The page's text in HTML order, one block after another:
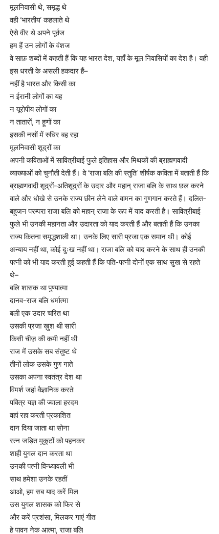
मूलनिवासी थे, समृद्ध थे
वही ‘भारतीय’ कहलाते थे
ऐसे वीर थे अपने पूर्वज
हम हैं उन लोगों के वंशज
वे साफ़ शब्दों में कहती हैं कि यह भारत देश, यहाँ के मूल निवासियों का देश है। वही
इस धरती के असली हकदार हैं–
नहीं है भारत और किसी का
न ईरानी लोगों का यह
न यूरोपीय लोगों का
न तातारों, न हूणों का
इसकी नसों में रुधिर बह रहा
मूलनिवासी शूद्रों का
अपनी कविताओं में सावित्रीबाई फुले इतिहास और मिथकों की ब्राह्मणवादी
व्याख्याओं को चुनौती देती हैं। वे ‘राजा बलि की स्तुति’ शीर्षक कविता में बताती हैं कि
ब्राह्मणवादी शूद्रों-अतिशूद्रों के उदार और महान् राजा बलि के साथ छल करने
वाले और धोखे से उनके राज्य छीन लेने वाले वामन का गुणगान करते हैं। दलित-
बहुजन परम्परा राजा बलि को महान् राजा के रूप में याद करती है। सावित्रीबाई
फुले भी उनकी महानता और उदारता को याद करती हैं और बताती हैं कि उनका
राज्य कितना समृद्धशाली था। उनके लिए सारी प्रजा एक समान थी। कोई
अन्याय नहीं था, कोई दुःख नहीं था। राजा बलि को याद करने के साथ ही उनकी
पत्नी को भी याद करती हुई कहती हैं कि पति-पत्नी दोनों एक साथ सुख से रहते
थे–
बलि शासक था पुण्यात्मा
दानव-राज बलि धर्मात्मा
बली एक उदार चरित था
उसकी प्रजा ख़ुश थी सारी
किसी चीज़ की कमी नहीं थी
राज में उसके सब संतुष्ट थे
तीनों लोक उसके गुण गाते
उसका अपना स्वतंत्र देश था
विमर्श जहां वैज्ञानिक करते
पवित्र यज्ञ की ज्वाला हरदम
वहां रहा करती प्रकाशित
दान दिया जाता था सोना
रत्न जड़ित मुकुटों को पहनकर
शाही युगल दान करता था
उनकी पत्नी विन्ध्यावली भी
साथ हमेशा उनके रहतीं
आओ, हम सब याद करें मिल
उस युगल शासक को फिर से
और करें प्रशंसा, मिलकर गाएं गीत
हे पावन नेक आत्मा, राजा बलि